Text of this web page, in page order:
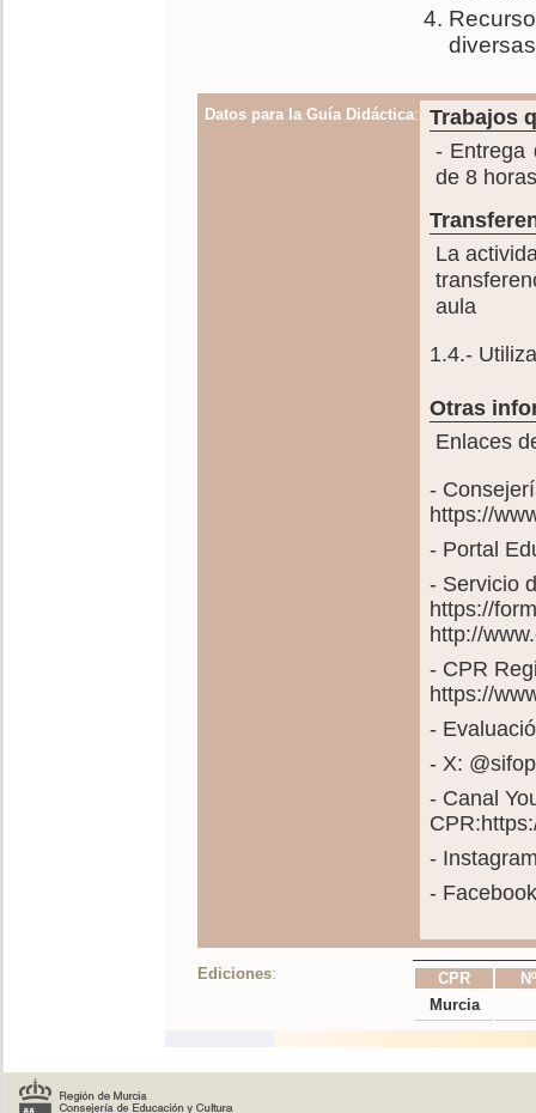
Datos para la Guía Didáctica:
Trabajos
- Entrega
de 8
La
aula
1.4.-
Otras
Enlaces
-
https://
- Portal
- Servicio
https://
http://
- CPR
https://
-
- X:
- Canal
-
-
Ediciones: CPR
Murcia